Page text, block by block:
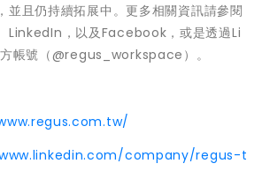
並且仍持續拓展中。更多相關資訊請參閱
LinkedIn，以及Facebook，或是透過Li
帳號（@regus_workspace）。
company/regus-t